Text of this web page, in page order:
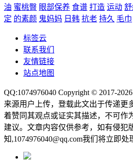
油 蜜桃臀 眼部保养 食谱 打造 运动
定 的素颜 鬼妈妈 日韩 抗老 持久 毛巾
标签云
联系我们
友情链接
站点地图
QQ:1074976040 Copyright © 2017-2026
来源用户上传，登载此文出于传递更
着赞同其观点或证实其描述，不可作
建议。文章内容仅供参考，如有侵犯
知,1074976040@qq.com我们将立即处